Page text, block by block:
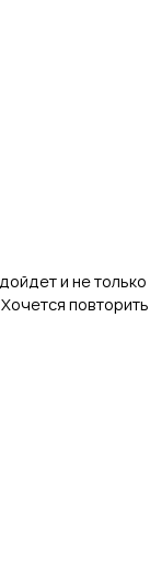
и не только
повторить